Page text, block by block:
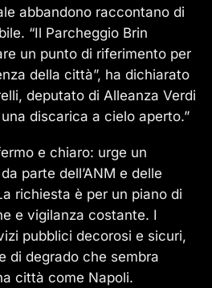
abbandono raccontano di
“Il Parcheggio Brin
un punto di riferimento per
della città”, ha dichiarato
deputato di Alleanza Verdi
discarica a cielo aperto.”
e chiaro: urge un
parte dell’ANM e delle
richiesta è per un piano di
e vigilanza costante. I
pubblici decorosi e sicuri,
di degrado che sembra
città come Napoli.